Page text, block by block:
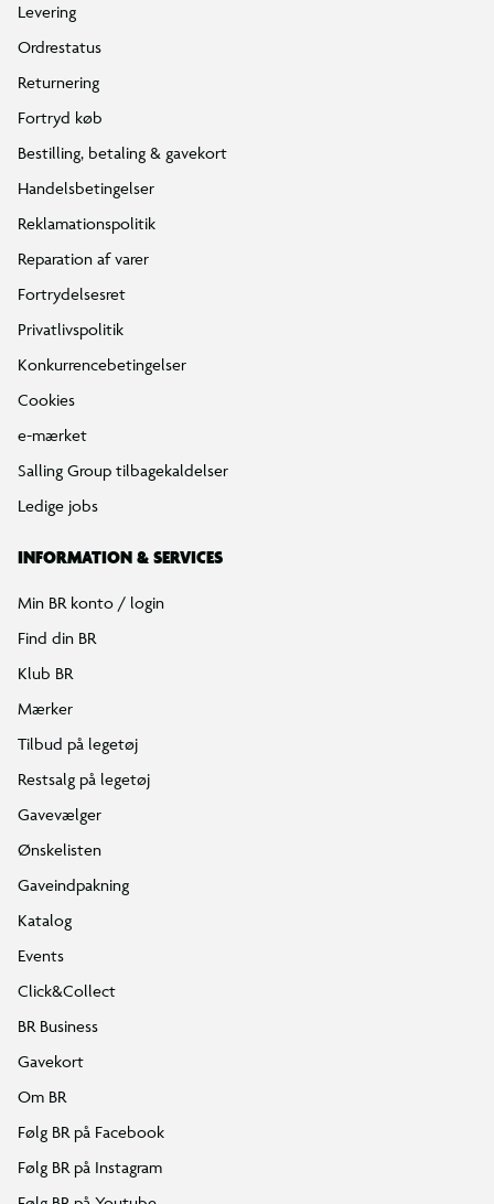
Levering
Ordrestatus
Returnering
Fortryd køb
Bestilling, betaling & gavekort
Handelsbetingelser
Reklamationspolitik
Reparation af varer
Fortrydelsesret
Privatlivspolitik
Konkurrencebetingelser
Cookies
e-mærket
Salling Group tilbagekaldelser
Ledige jobs
INFORMATION & SERVICES
Min BR konto / login
Find din BR
Klub BR
Mærker
Tilbud på legetøj
Restsalg på legetøj
Gavevælger
Ønskelisten
Gaveindpakning
Katalog
Events
Click&Collect
BR Business
Gavekort
Om BR
Følg BR på Facebook
Følg BR på Instagram